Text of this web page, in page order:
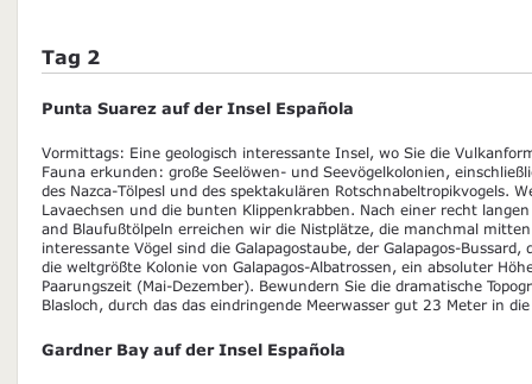
Tag 2
Punta Suarez auf der Insel Española
Vormittags: Eine geologisch interessante Insel, wo Sie die
Fauna erkunden: große Seelöwen- und Seevögelkolonien,
des Nazca-Tölpesl und des spektakulären Rotschnabeltropikvogels.
Lavaechsen und die bunten Klippenkrabben. Nach einer recht
and Blaufußtölpeln erreichen wir die Nistplätze, die manchmal
interessante Vögel sind die Galapagostaube, der Galapagos-Bussard,
die weltgrößte Kolonie von Galapagos-Albatrossen, ein absoluter
Paarungszeit (Mai-Dezember). Bewundern Sie die dramatische
Blasloch, durch das das eindringende Meerwasser gut 23 Meter in
Gardner Bay auf der Insel Española